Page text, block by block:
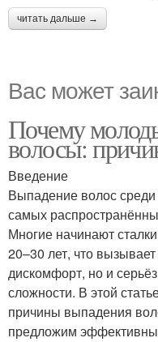
читать дальше →
Вас может
Почему
волосы:
Введение
Выпадение волос
самых
Многие начинают
20–30 лет, что вызывает
дискомфорт, но и
сложности. В этой
причины выпадения
предложим